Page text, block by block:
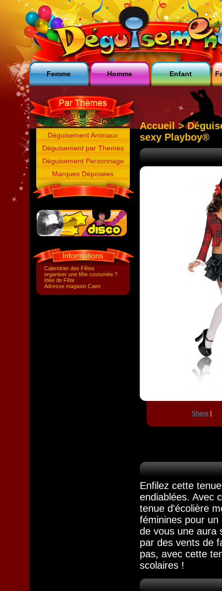
Femme Homme Enfant
Déguisement Animaux
Déguisement par Themes
Déguisement Personnage
Marques Déposées
Calendrier des Fêtes
organiser une fête costumée ?
Idée de Fête
Adresse magasin Caen
Accueil >
sexy Playboy®
Share
Enfilez cette
endiablées. Avec
tenue d'écolière
féminines pour
de vous une aura
par des vents de
pas, avec cette
scolaires !